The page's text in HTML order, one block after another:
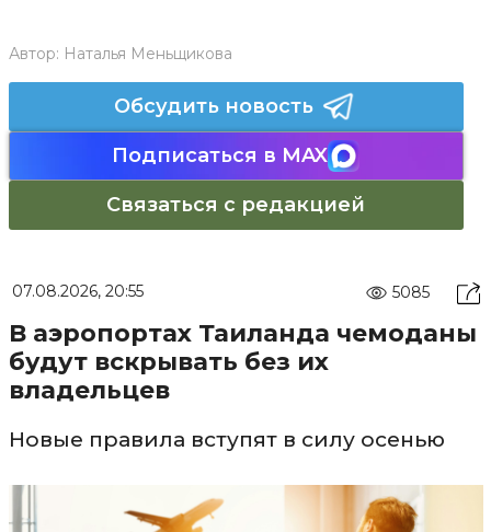
Автор: Наталья Меньщикова
Обсудить новость
Подписаться в MAX
Связаться с редакцией
07.08.2026, 20:55 5085
В аэропортах Таиланда чемоданы
будут вскрывать без их
владельцев
Новые правила вступят в силу осенью